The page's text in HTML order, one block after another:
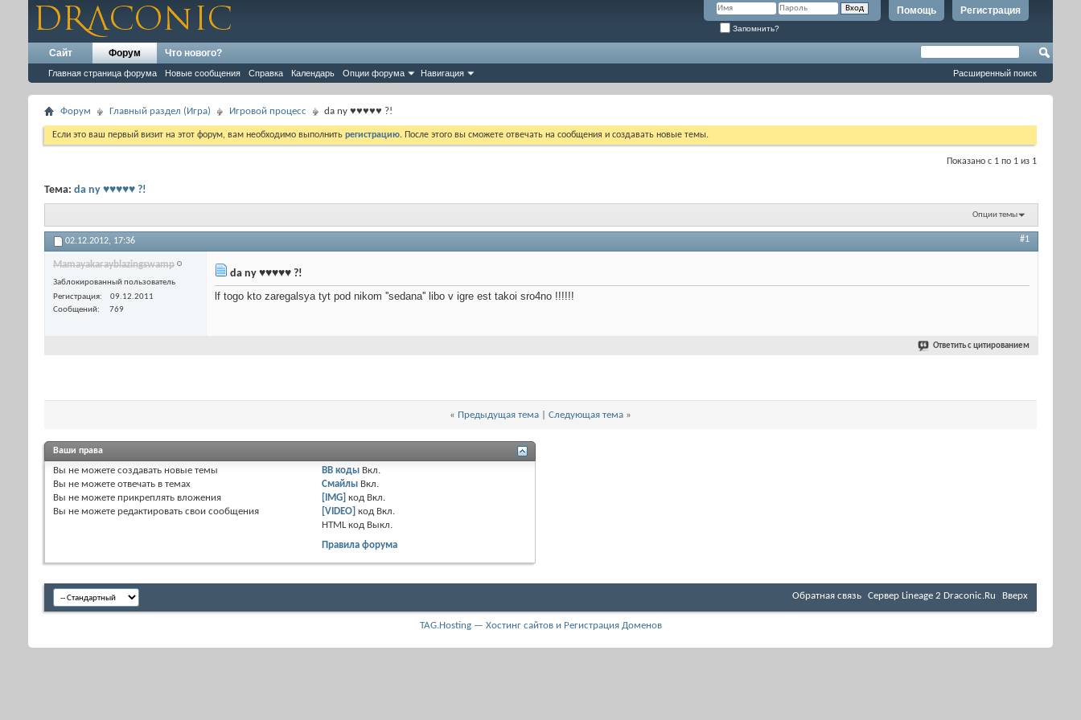
Регистрация
Помощь
Запомнить?
Сайт Форум
Главная страница форума Новые сообщения Справка Календарь Опции форума Навигация
Что нового?
Расширенный поиск
Форум Главный раздел (Игра) Игровой процесс da ny ♥♥♥♥♥ ?!
Если это ваш первый визит на этот форум, вам необходимо выполнить регистрацию. После этого вы сможете отвечать на сообщения и создавать новые темы.
Показано с 1 по 1 из 1
Тема: da ny ♥♥♥♥♥ ?!
Опции темы
02.12.2012, 17:36 #1
Mamayakarayblazingswamp
Заблокированный пользователь
Регистрация
09.12.2011
Сообщений
769
da ny ♥♥♥♥♥ ?!
lf togo kto zaregalsya tyt pod nikom ''sedana'' libo v igre est takoi sro4no !!!!!!
Ответить с цитированием
« Предыдущая тема Следующая тема »
Ваши права
Вы не можете создавать новые темы
Вы не можете отвечать в темах
Вы не можете прикреплять вложения
Вы не можете редактировать свои сообщения
BB коды Вкл.
Смайлы Вкл.
[IMG] код Вкл.
[VIDEO] код Вкл.
HTML код Выкл.
Правила форума
Обратная связь Cервер Lineage 2 Draconic.Ru Вверх
TAG.Hosting — Хостинг сайтов и Регистрация Доменов